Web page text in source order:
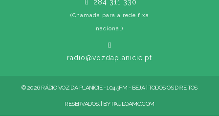
284 311 330
(Chamada para a rede fixa
nacional)
radio@vozdaplanicie.pt
© 2026 RÁDIO VOZ DA PLANÍCIE - 104.5FM - BEJA | TODOS OS DIREITOS
RESERVADOS. | BY PAULOAMC.COM